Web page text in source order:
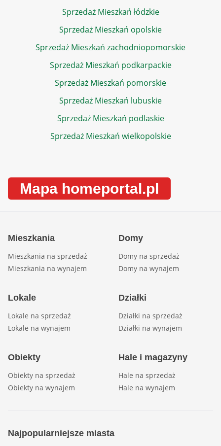
Sprzedaż Mieszkań łódzkie
Sprzedaż Mieszkań opolskie
Sprzedaż Mieszkań zachodniopomorskie
Sprzedaż Mieszkań podkarpackie
Sprzedaż Mieszkań pomorskie
Sprzedaż Mieszkań lubuskie
Sprzedaż Mieszkań podlaskie
Sprzedaż Mieszkań wielkopolskie
Mapa homeportal.pl
Mieszkania
Mieszkania na sprzedaż
Mieszkania na wynajem
Domy
Domy na sprzedaż
Domy na wynajem
Lokale
Lokale na sprzedaż
Lokale na wynajem
Działki
Działki na sprzedaż
Działki na wynajem
Obiekty
Obiekty na sprzedaż
Obiekty na wynajem
Hale i magazyny
Hale na sprzedaż
Hale na wynajem
Najpopularniejsze miasta